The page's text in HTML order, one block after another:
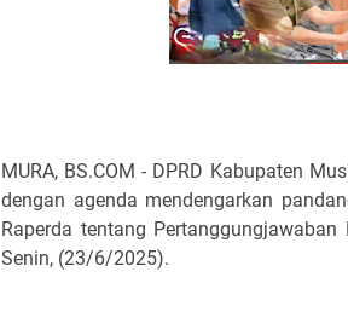
MURA, BS.COM - DPRD Kabupaten
dengan agenda mendengarkan
Raperda tentang
Senin, (23/6/2025).